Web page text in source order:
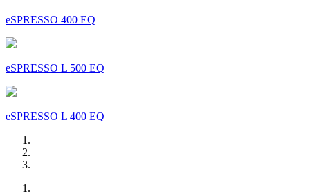
eSPRESSO 400 EQ
eSPRESSO L 500 EQ
eSPRESSO L 400 EQ